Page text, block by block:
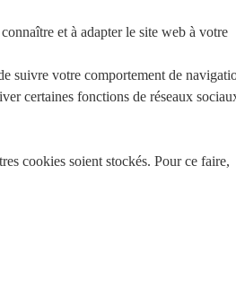
et à adapter le site web à votre
suivre votre comportement de
certaines fonctions de réseaux
cookies soient stockés. Pour ce faire,